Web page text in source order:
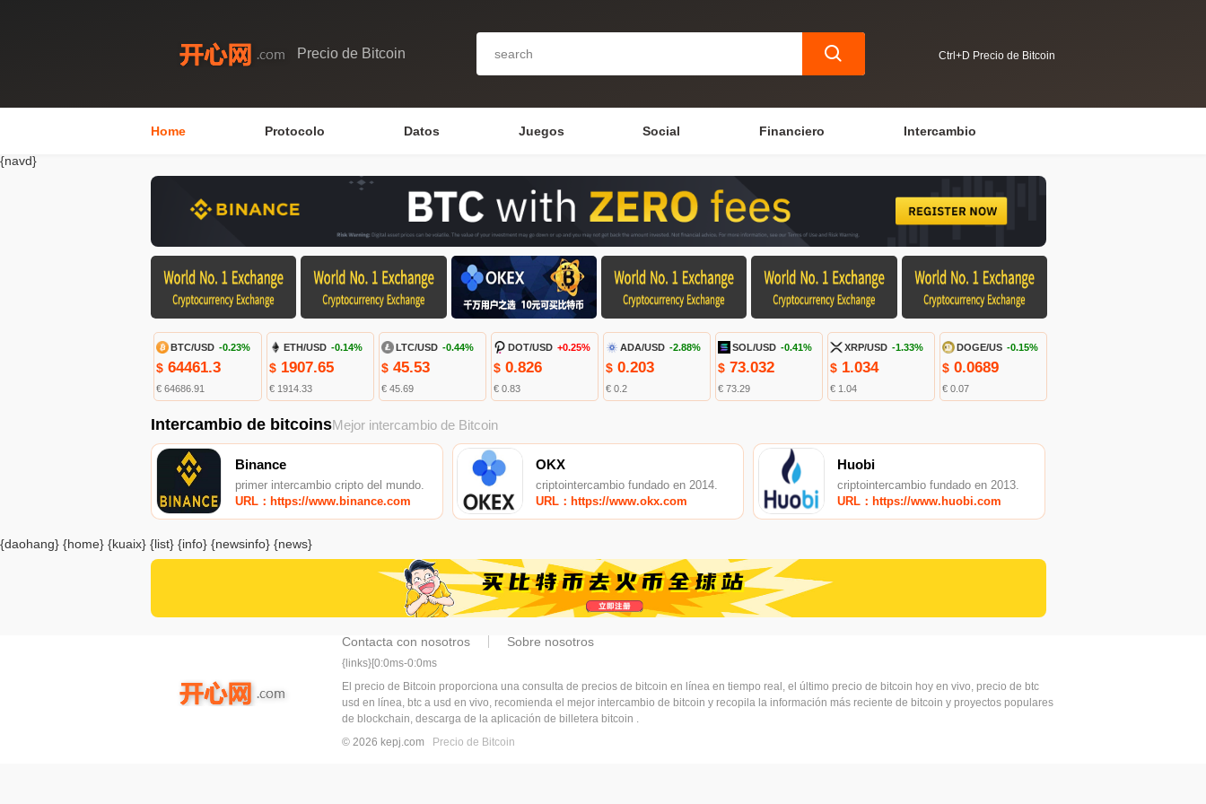
Precio de Bitcoin Ctrl+D Precio de Bitcoin
Home Protocolo Datos Juegos Social Financiero Intercambio
{navd}
BTC/USD -0.23%
$ 64461.3
€ 64686.91
ETH/USD -0.14%
$1907.65
€ 1914.33
LTC/USD -0.44%
$45.53
€ 45.69
DOT/USD +0.25%
$0.826
€ 0.83
ADA/USD -2.88%
$0.203
€ 0.2
SOL/USD -0.41%
$ 73.032
€ 73.29
XRP/USD -1.33%
$ 1.034
€ 1.04
DOGE/US -0.15%
$ 0.0689
€ 0.07
Intercambio de bitcoinsMejor intercambio de Bitcoin
Binance
primer intercambio cripto del mundo.
URL：https://www.binance.com
OKX
criptointercambio fundado en 2014.
URL：https://www.okx.com
Huobi
criptointercambio fundado en 2013.
URL：https://www.huobi.com
{daohang} {home} {kuaix} {list} {info} {newsinfo} {news}
Contacta con nosotros Sobre nosotros
{links}[0:0ms-0:0ms
El precio de Bitcoin proporciona una consulta de precios de bitcoin en línea en tiempo real, el último precio de bitcoin hoy en vivo, precio de btc
usd en línea, btc a usd en vivo, recomienda el mejor intercambio de bitcoin y recopila la información más reciente de bitcoin y proyectos populares
de blockchain, descarga de la aplicación de billetera bitcoin .
© 2026 kepj.com
Precio de Bitcoin